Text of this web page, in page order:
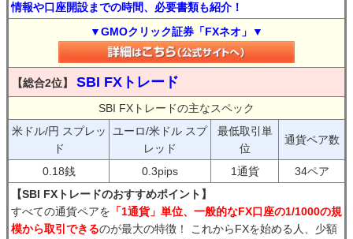
情報や口座開設までの時間、必要書類も紹介！
▼GMOクリック証券「FXネオ」▼
【総合2位】 SBI FXトレード
SBI FXトレードの主なスペック
米ドル/円 スプレッ
ド
ユーロ/米ドル スプ
レッド
最低取引単
位
通貨ペア数
0.18銭 0.3pips 1通貨
34ペア
【SBI FXトレードのおすすめポイント】
すべての通貨ペアを 「1通貨」単位、一般的なFX口座の1/1000の規
模から取引できるのが最大の特徴！ これからFXを始める人、少額